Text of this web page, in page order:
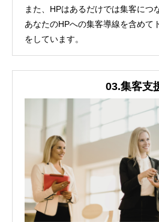
また、HPはあるだけでは集客につ
あなたのHPへの集客導線を含めて
をしています。
03.​集客支